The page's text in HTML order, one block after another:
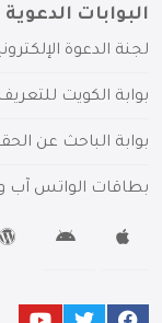
البوابات الدعوية
لجنة الدعوة
بوابة الكويت
بوابة الباحث عن
بطاقات الواتس آب